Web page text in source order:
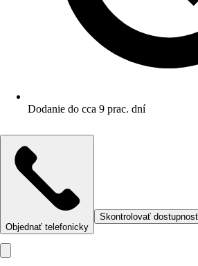
Dodanie do cca 9 prac. dní
Objednať telefonicky
Skontrolovať